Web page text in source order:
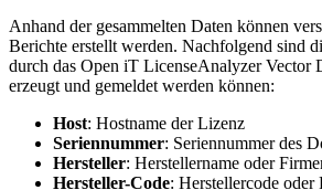
Anhand der gesammelten Daten können
Berichte erstellt werden. Nachfolgend sind
durch das Open iT LicenseAnalyzer Vector
erzeugt und gemeldet werden können:
Host: Hostname der Lizenz
Seriennummer: Seriennummer des
Hersteller: Herstellername oder
Hersteller-Code: Herstellercode oder